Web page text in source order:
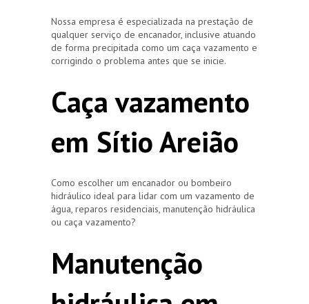
Nossa empresa é especializada na prestação de
qualquer serviço de encanador, inclusive atuando
de forma precipitada como um caça vazamento e
corrigindo o problema antes que se inicie.
Caça vazamento
em Sítio Areião
Como escolher um encanador ou bombeiro
hidráulico ideal para lidar com um vazamento de
água, reparos residenciais, manutenção hidráulica
ou caça vazamento?
Manutenção